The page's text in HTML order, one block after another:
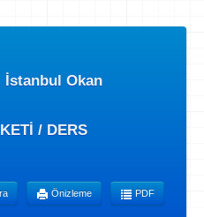
İstanbul Okan
/ DERS
Önizleme PDF